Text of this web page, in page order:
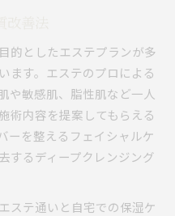
的としたエステプランが多
ます。エステのプロによる
や敏感肌、脂性肌など一人
術内容を提案してもらえる
ーを整えるフェイシャルケ
するディープクレンジング
ステ通いと自宅での保湿ケ